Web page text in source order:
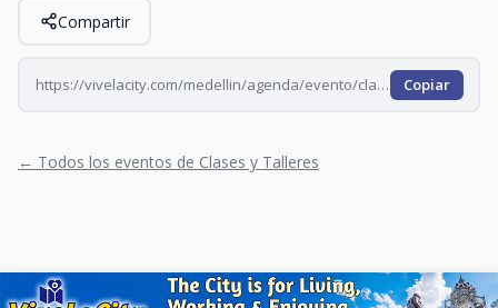
Compartir
https://vivelacity.com/medellin/agenda/evento/clase-de-yoga-en-el-t-pablo-tobon-2026-09-01 Copiar
← Todos los eventos de Clases y Talleres